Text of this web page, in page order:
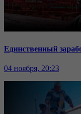
Единственный
04 ноября, 20:23